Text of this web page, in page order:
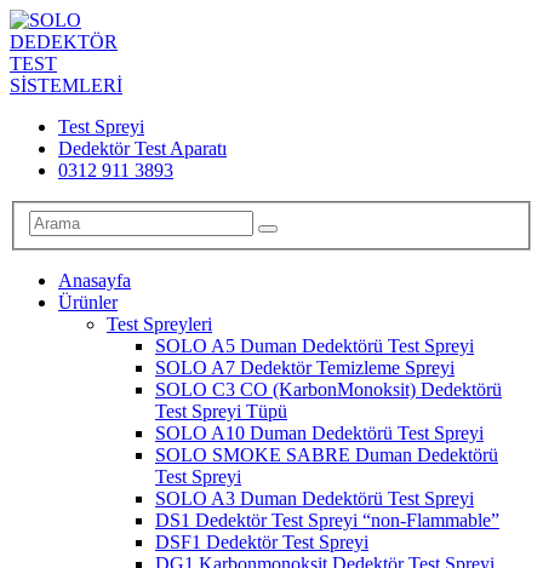
Test Spreyi
Dedektör Test Aparatı
0312 911 3893
Anasayfa
Ürünler
Test Spreyleri
SOLO A5 Duman Dedektörü Test Spreyi
SOLO A7 Dedektör Temizleme Spreyi
SOLO C3 CO (KarbonMonoksit) Dedektörü
Test Spreyi Tüpü
SOLO A10 Duman Dedektörü Test Spreyi
SOLO SMOKE SABRE Duman Dedektörü
Test Spreyi
SOLO A3 Duman Dedektörü Test Spreyi
DS1 Dedektör Test Spreyi “non-Flammable”
DSF1 Dedektör Test Spreyi
DG1 Karbonmonoksit Dedektör Test Spreyi